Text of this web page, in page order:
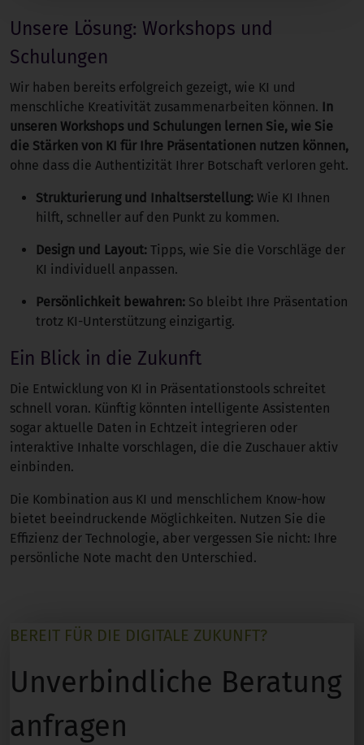
Unsere Lösung: Workshops und
Schulungen
Wir haben bereits erfolgreich gezeigt, wie KI und
menschliche Kreativität zusammenarbeiten können. In
unseren Workshops und Schulungen lernen Sie, wie Sie
die Stärken von KI für Ihre Präsentationen nutzen können,
ohne dass die Authentizität Ihrer Botschaft verloren geht.
Strukturierung und Inhaltserstellung: Wie KI Ihnen
hilft, schneller auf den Punkt zu kommen.
Design und Layout: Tipps, wie Sie die Vorschläge der
KI individuell anpassen.
Persönlichkeit bewahren: So bleibt Ihre Präsentation
trotz KI-Unterstützung einzigartig.
Ein Blick in die Zukunft
Die Entwicklung von KI in Präsentationstools schreitet
schnell voran. Künftig könnten intelligente Assistenten
sogar aktuelle Daten in Echtzeit integrieren oder
interaktive Inhalte vorschlagen, die die Zuschauer aktiv
einbinden.
Die Kombination aus KI und menschlichem Know-how
bietet beeindruckende Möglichkeiten. Nutzen Sie die
Effizienz der Technologie, aber vergessen Sie nicht: Ihre
persönliche Note macht den Unterschied.
BEREIT FÜR DIE DIGITALE ZUKUNFT?
Unverbindliche Beratung
anfragen